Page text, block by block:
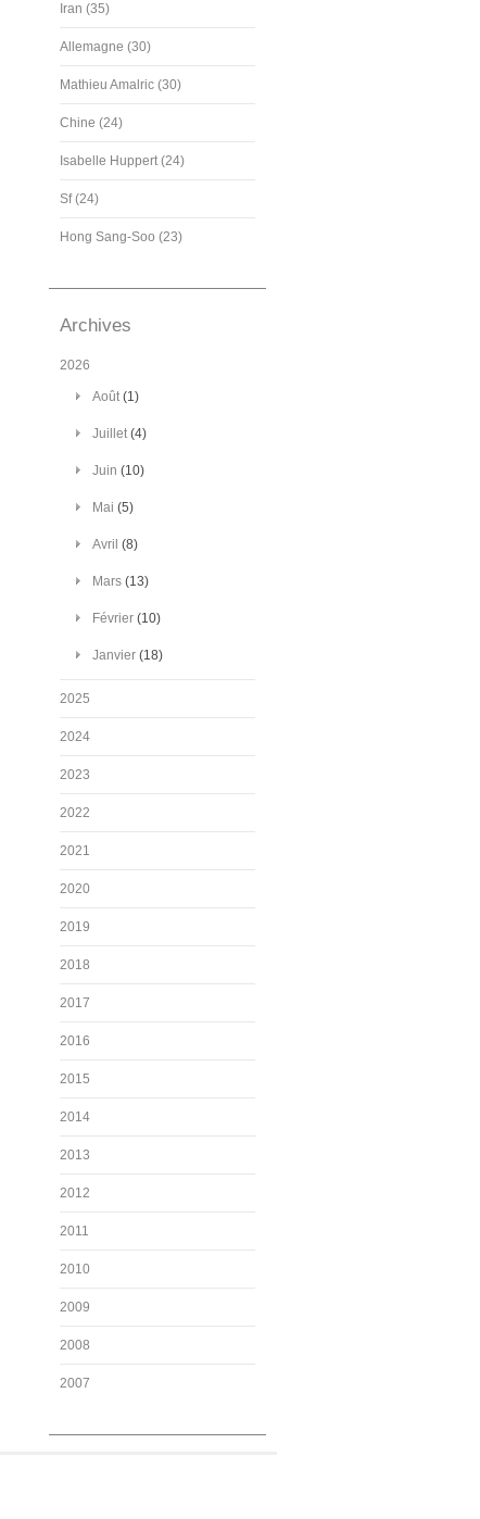
Iran (35)
Allemagne (30)
Mathieu Amalric (30)
Chine (24)
Isabelle Huppert (24)
Sf (24)
Hong Sang-Soo (23)
Archives
2026
Août(1)
Juillet(4)
Juin (10)
Mai (5)
Avril (8)
Mars (13)
Février (10)
Janvier (18)
2025
2024
2023
2022
2021
2020
2019
2018
2017
2016
2015
2014
2013
2012
2011
2010
2009
2008
2007